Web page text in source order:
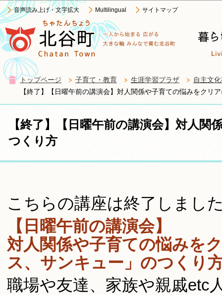
音声読み上げ・文字拡大 Multilingual サイトマップ
トップページ 子育て・教育 生涯学習プラザ
自主文
【終了】【日曜午前の講演会】対人関係や子育ての悩みをクリ
【終了】【日曜午前の講演会】対人
つくり方
こちらの講座は終了しまし
【日曜午前の講演会】
対人関係や子育ての悩みを
ス、サンキュー」のつくり
職場や友達、家族や親戚etc